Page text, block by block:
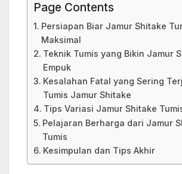
Page Contents
Persiapan Biar Jamur Shitake
Maksimal
Teknik Tumis yang Bikin Jamur
Empuk
Kesalahan Fatal yang Sering
Tumis Jamur Shitake
Tips Variasi Jamur Shitake
Pelajaran Berharga dari Jamur
Tumis
Kesimpulan dan Tips Akhir